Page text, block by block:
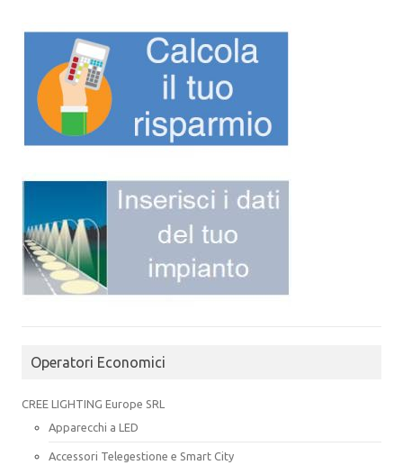
Operatori Economici
CREE LIGHTING Europe SRL
Apparecchi a LED
Accessori Telegestione e Smart City